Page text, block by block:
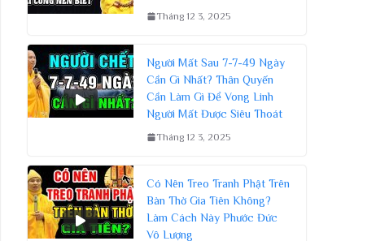
Tháng 12 3, 2025
Người Mất Sau 7-7-49 Ngày
Cần Gì Nhất? Thân Quyến
Cần Làm Gì Để Vong Linh
Người Mất Được Siêu Thoát
Tháng 12 3, 2025
Có Nên Treo Tranh Phật Trên
Bàn Thờ Gia Tiên Không?
Làm Cách Này Phước Đức
Vô Lượng